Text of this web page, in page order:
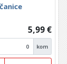
5,99 €
kom